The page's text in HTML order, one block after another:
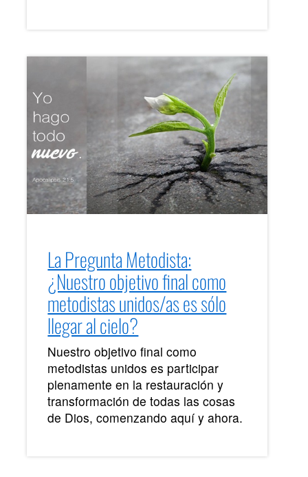
La Pregunta Metodista:
¿Nuestro objetivo final como
metodistas unidos/as es sólo
llegar al cielo?
Nuestro objetivo final como
metodistas unidos es participar
plenamente en la restauración y
transformación de todas las cosas
de Dios, comenzando aquí y ahora.